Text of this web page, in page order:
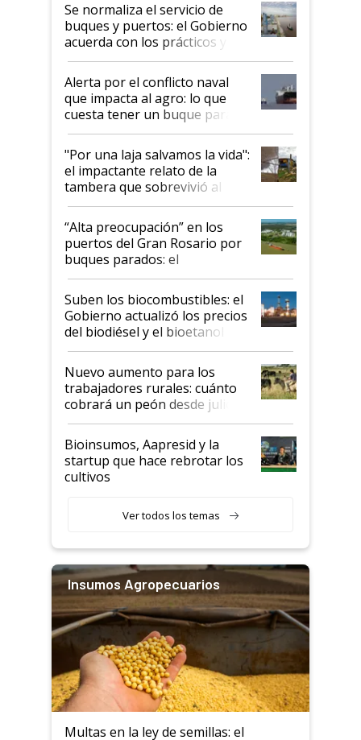
Se normaliza el servicio de
buques y puertos: el Gobierno
acuerda con los prácticos y
suspende el decreto de
desregulación
Alerta por el conflicto naval
que impacta al agro: lo que
cuesta tener un buque parado
y el peligro de que Argentina
pase a ser "país sucio"
"Por una laja salvamos la vida":
el impactante relato de la
tambera que sobrevivió al
tornado
“Alta preocupación” en los
puertos del Gran Rosario por
buques parados: el
funcionamiento de las
exportadoras en tensión tras
la medida de fuerza de los
prácticos
Suben los biocombustibles: el
Gobierno actualizó los precios
del biodiésel y el bioetanol
Nuevo aumento para los
trabajadores rurales: cuánto
cobrará un peón desde julio
Bioinsumos, Aapresid y la
startup que hace rebrotar los
cultivos
Ver todos los temas
Insumos Agropecuarios
Multas en la ley de semillas: el